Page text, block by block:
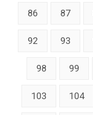
86 87
92 93
98 99
103 104